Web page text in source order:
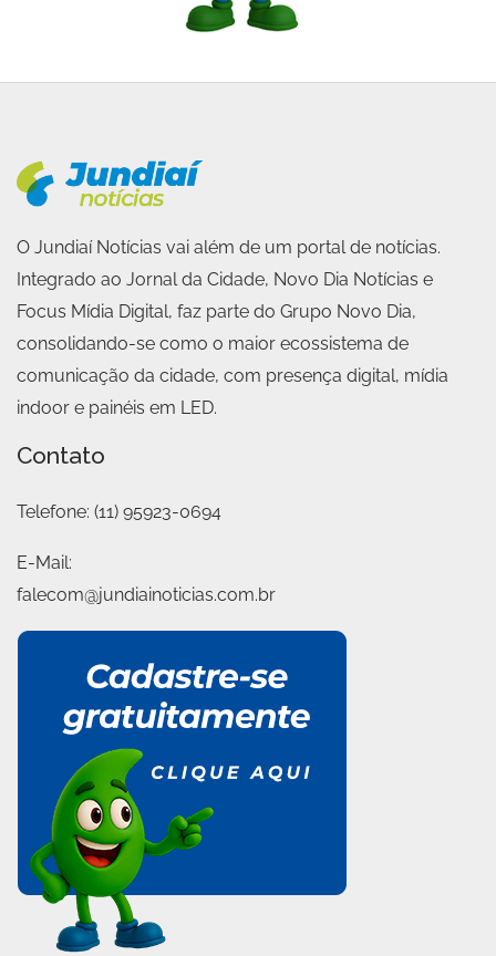
O Jundiaí Notícias vai além de um portal de notícias.
Integrado ao Jornal da Cidade, Novo Dia Notícias e
Focus Mídia Digital, faz parte do Grupo Novo Dia,
consolidando-se como o maior ecossistema de
comunicação da cidade, com presença digital, mídia
indoor e painéis em LED.
Contato
Telefone: (11) 95923-0694
E-Mail:
falecom@jundiainoticias.com.br